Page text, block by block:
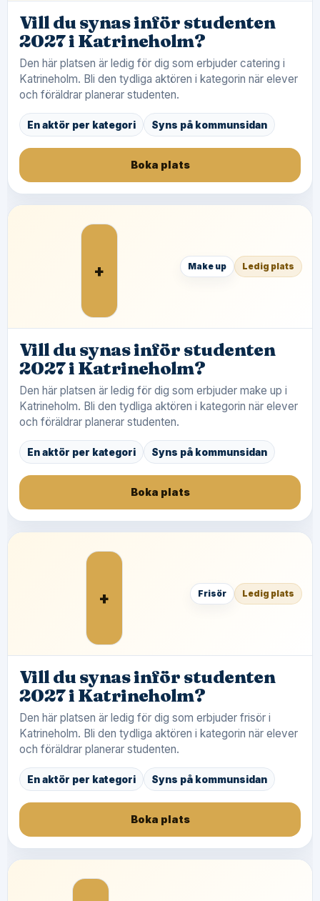
Vill du synas inför studenten
2027 i Katrineholm?
Den här platsen är ledig för dig som erbjuder catering i
Katrineholm. Bli den tydliga aktören i kategorin när elever
och föräldrar planerar studenten.
En aktör per kategori Syns på kommunsidan
Boka plats
+ Make up Ledig plats
Vill du synas inför studenten
2027 i Katrineholm?
Den här platsen är ledig för dig som erbjuder make up i
Katrineholm. Bli den tydliga aktören i kategorin när elever
och föräldrar planerar studenten.
En aktör per kategori Syns på kommunsidan
Boka plats
+ Frisör Ledig plats
Vill du synas inför studenten
2027 i Katrineholm?
Den här platsen är ledig för dig som erbjuder frisör i
Katrineholm. Bli den tydliga aktören i kategorin när elever
och föräldrar planerar studenten.
En aktör per kategori Syns på kommunsidan
Boka plats